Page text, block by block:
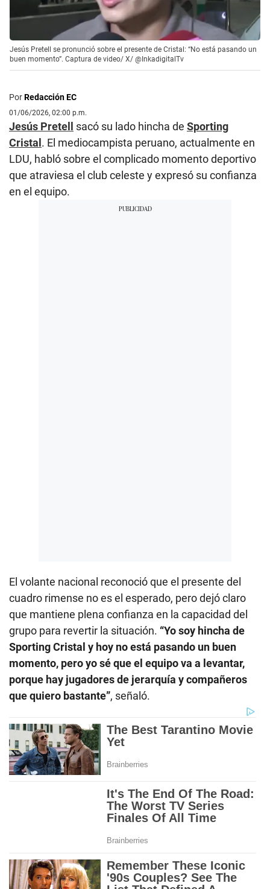
Jesús Pretell se pronunció sobre el presente de Cristal: “No está pasando un
buen momento”. Captura de video/ X/ @InkadigitalTv
PorRedacción EC
01/06/2026, 02:00 p.m.
Jesús Pretell sacó su lado hincha de Sporting
Cristal. El mediocampista peruano, actualmente en
LDU, habló sobre el complicado momento deportivo
que atraviesa el club celeste y expresó su confianza
en el equipo.
El volante nacional reconoció que el presente del
cuadro rimense no es el esperado, pero dejó claro
que mantiene plena confianza en la capacidad del
grupo para revertir la situación. “Yo soy hincha de
Sporting Cristal y hoy no está pasando un buen
momento, pero yo sé que el equipo va a levantar,
porque hay jugadores de jerarquía y compañeros
que quiero bastante”, señaló.